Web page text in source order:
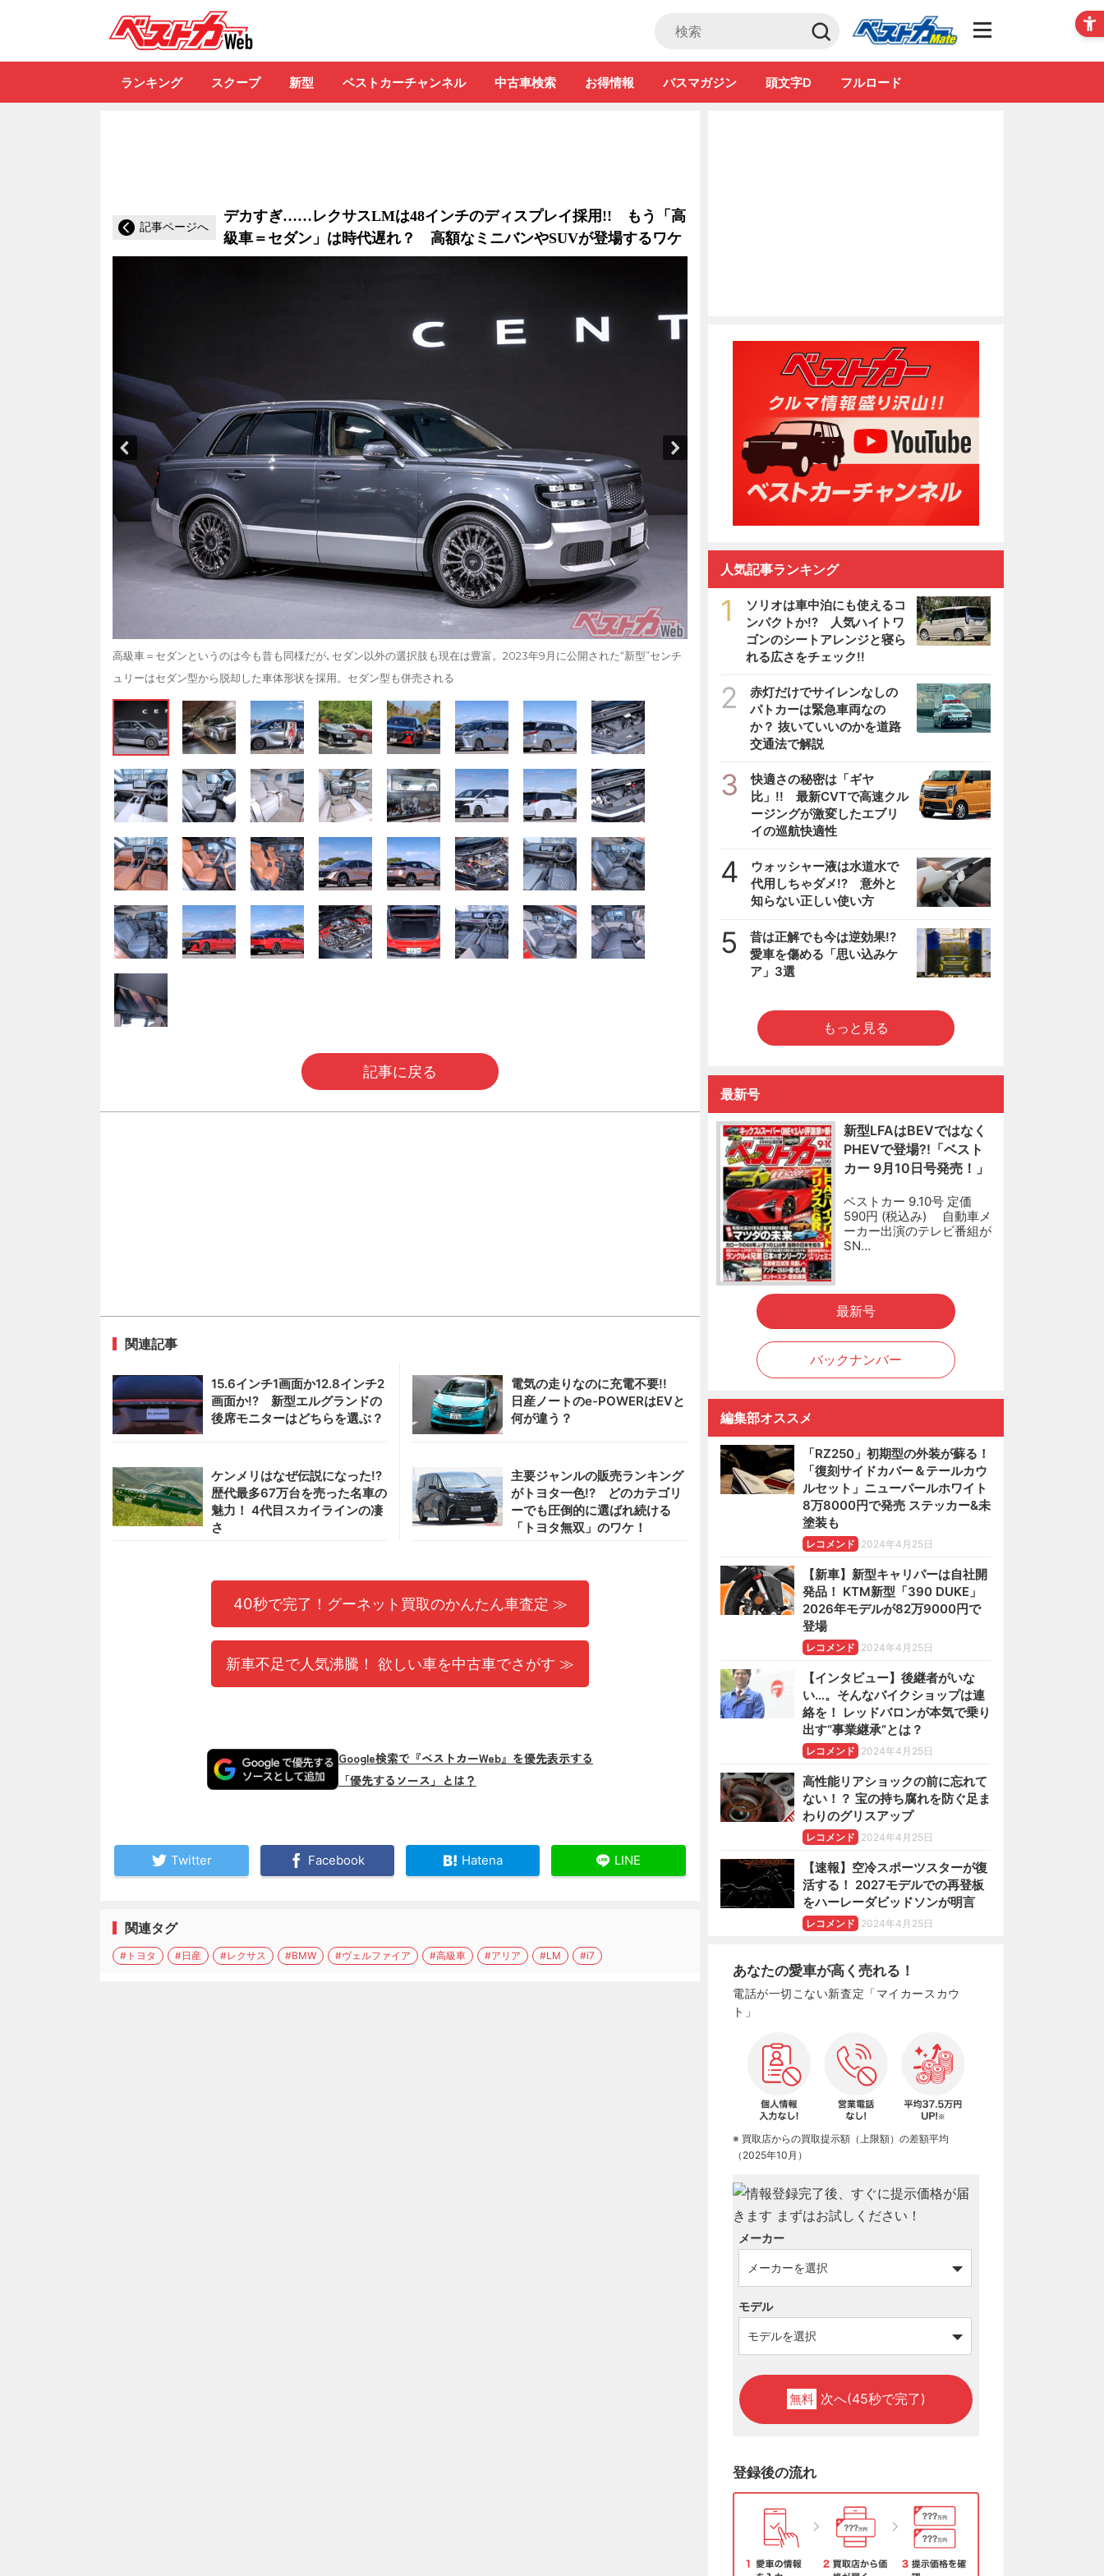
Club
ランキング スクープ 新型 ベストカーチャンネル 中古車検索 お得情報 バスマガジン 頭文字D フルロード
記事ページへ
デカすぎ……レクサスLMは48インチのディスプレイ採用!! もう「高
級車＝セダン」は時代遅れ？ 高額なミニバンやSUVが登場するワケ
高級車＝セダンというのは今も昔も同様だが､セダン以外の選択肢も現在は豊富。2023年9月に公開された“新型”センチ
ュリーはセダン型から脱却した車体形状を採用。セダン型も併売される
記事に戻る
関連記事
15.6インチ1画面か12.8インチ2
画面か!? 新型エルグランドの
後席モニターはどちらを選ぶ？
電気の走りなのに充電不要!!
日産ノートのe-POWERはEVと
何が違う？
ケンメリはなぜ伝説になった!?
歴代最多67万台を売った名車の
魅力！ 4代目スカイラインの凄
さ
主要ジャンルの販売ランキング
がトヨタ一色!? どのカテゴリ
ーでも圧倒的に選ばれ続ける
「トヨタ無双」のワケ！
40秒で完了！グーネット買取のかんたん車査定 ≫
新車不足で人気沸騰！ 欲しい車を中古車でさがす ≫
Google検索で『ベストカーWeb』を優先表示する
「優先するソース」とは？
Twitter Facebook Hatena LINE
関連タグ
#トヨタ #日産 #レクサス #BMW #ヴェルファイア #高級車 #アリア #LM #i7
人気記事ランキング
1
ソリオは車中泊にも使えるコ
ンパクトか!? 人気ハイトワ
ゴンのシートアレンジと寝ら
れる広さをチェック!!
2
赤灯だけでサイレンなしの
パトカーは緊急車両なの
か？ 抜いていいのかを道路
交通法で解説
3
快適さの秘密は「ギヤ
比」!! 最新CVTで高速クル
ージングが激変したエブリ
イの巡航快適性
4
ウォッシャー液は水道水で
代用しちゃダメ!? 意外と
知らない正しい使い方
5
昔は正解でも今は逆効果!?
愛車を傷める「思い込みケ
ア」3選
もっと見る
最新号
新型LFAはBEVではなく
PHEVで登場?!「ベスト
カー 9月10日号発売！」
ベストカー 9.10号 定価
590円 (税込み) 自動車メ
ーカー出演のテレビ番組が
SN…
最新号
バックナンバー
編集部オススメ
「RZ250」初期型の外装が蘇る！
「復刻サイドカバー＆テールカウ
ルセット」ニューパールホワイト
8万8000円で発売 ステッカー&未
塗装も
レコメンド 2024年4月25日
【新車】新型キャリパーは自社開
発品！ KTM新型「390 DUKE」
2026年モデルが82万9000円で
登場
レコメンド 2024年4月25日
【インタビュー】後継者がいな
い…。そんなバイクショップは連
絡を！ レッドバロンが本気で乗り
出す“事業継承”とは？
レコメンド 2024年4月25日
高性能リアショックの前に忘れて
ない！？ 宝の持ち腐れを防ぐ足ま
わりのグリスアップ
レコメンド 2024年4月25日
【速報】空冷スポーツスターが復
活する！ 2027モデルでの再登板
をハーレーダビッドソンが明言
レコメンド 2024年4月25日
あなたの愛車が高く売れる！
電話が一切こない新査定「マイカースカウ
ト」
※ 買取店からの買取提示額（上限額）の差額平均
（2025年10月）
メーカー
モデル
無料 次へ(45秒で完了)
登録後の流れ